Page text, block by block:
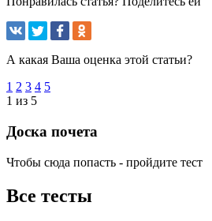
А какая Ваша оценка этой статьи?
1 2 3 4 5
1 из 5
Доска почета
Чтобы сюда попасть - пройдите тест
Все тесты